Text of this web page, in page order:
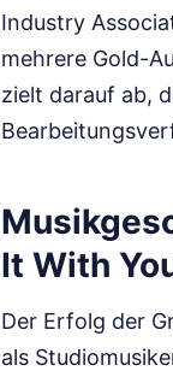
Industry
mehrere Gold-
zielt darauf ab,
It With
Der Erfolg der
als